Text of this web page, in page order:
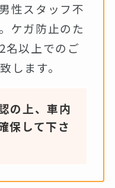
性スタッフ不
ケガ防止のた
名以上でのご
します。
の上、車内
保して下さ